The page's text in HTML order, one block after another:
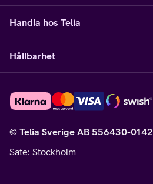
Handla hos Telia
Hållbarhet
© Telia Sverige AB 556430-0142
Säte: Stockholm